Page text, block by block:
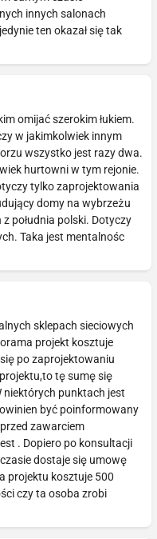
innych salonach
ten okazał się tak
omijać szerokim łukiem.
w jakimkolwiek innym
wszystko jest razy dwa.
hurtowni w tym rejonie.
tylko zaprojektowania
domy na wybrzeżu
południa polski. Dotyczy
Taka jest mentalnośc
sklepach sieciowych
projekt kosztuje
po zaprojektowaniu
tę sumę się
niektórych punktach jest
być poinformowany
zawarciem
. Dopiero po konsultacji
czasie dostaje się umowę
projektu kosztuje 500
czy ta osoba zrobi